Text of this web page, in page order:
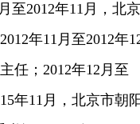
至2012年11月，北京
年11月至2012年
任；2012年12月至
年11月，北京市朝阳